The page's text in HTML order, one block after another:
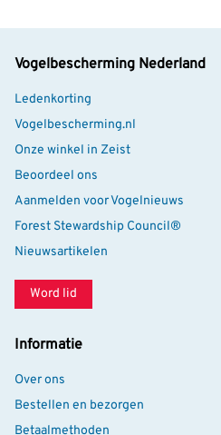
Vogelbescherming Nederland
Ledenkorting
Vogelbescherming.nl
Onze winkel in Zeist
Beoordeel ons
Aanmelden voor Vogelnieuws
Forest Stewardship Council®
Nieuwsartikelen
Word lid
Informatie
Over ons
Bestellen en bezorgen
Betaalmethoden